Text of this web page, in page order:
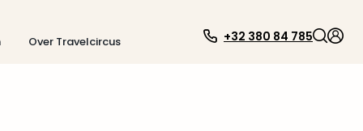
Over Travelcircus +32 380 84 785